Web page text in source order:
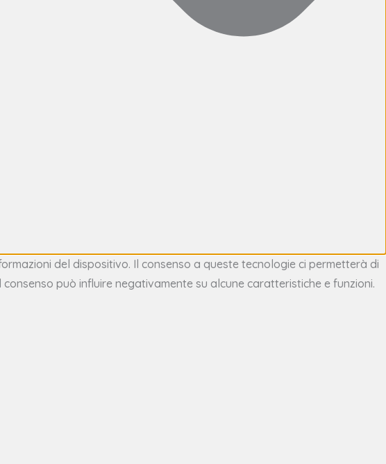
del dispositivo. Il consenso a queste tecnologie ci permetterà di
può influire negativamente su alcune caratteristiche e funzioni.